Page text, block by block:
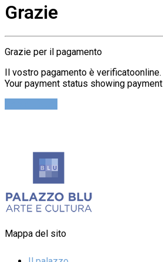
Grazie
Grazie per il pagamento
Il vostro pagamento è verificatoonline.
Your payment status showing payment
Mappa del sito